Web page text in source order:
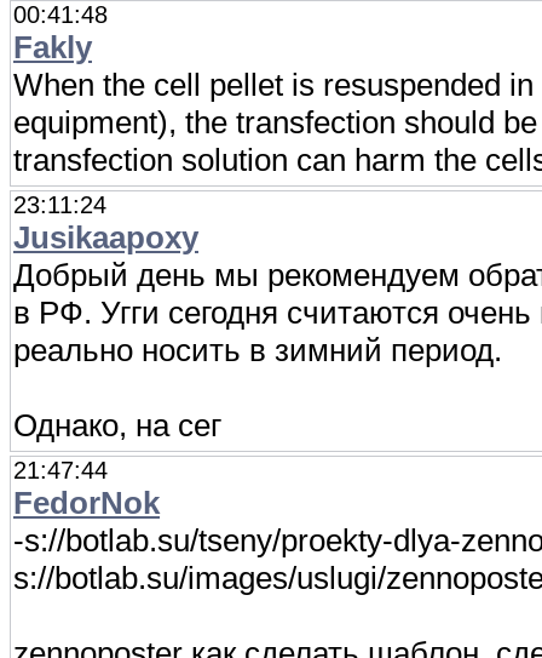
00:41:48
Fakly
When the cell pellet is resuspended
equipment), the transfection should
transfection solution can harm the
23:11:24
Jusikaapoxy
Добрый день мы рекомендуем
в РФ. Угги сегодня считаются
реально носить в зимний период.
Однако, на сег
21:47:44
FedorNok
-s://botlab.su/tseny/proekty-dlya-
s://botlab.su/images/uslugi/